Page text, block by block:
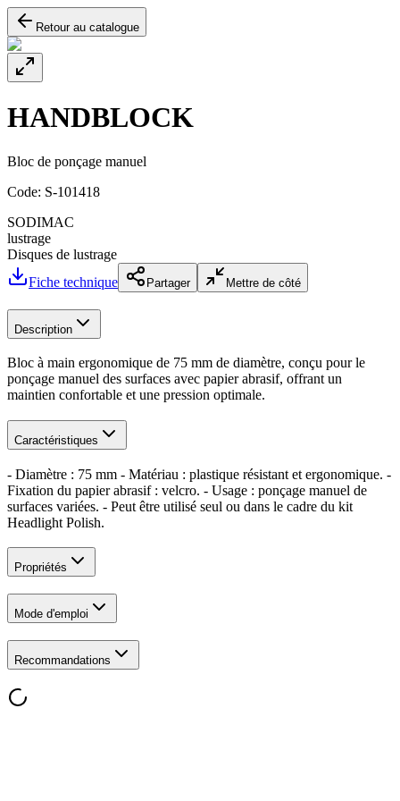
Retour au catalogue
HANDBLOCK
Bloc de ponçage manuel
Code: S-101418
SODIMAC
lustrage
Disques de lustrage
Fiche technique
Partager Mettre de côté
Description
Bloc à main ergonomique de 75 mm de diamètre, conçu pour le
ponçage manuel des surfaces avec papier abrasif, offrant un
maintien confortable et une pression optimale.
Caractéristiques
- Diamètre : 75 mm - Matériau : plastique résistant et ergonomique. -
Fixation du papier abrasif : velcro. - Usage : ponçage manuel de
surfaces variées. - Peut être utilisé seul ou dans le cadre du kit
Headlight Polish.
Propriétés
Mode d'emploi
Recommandations